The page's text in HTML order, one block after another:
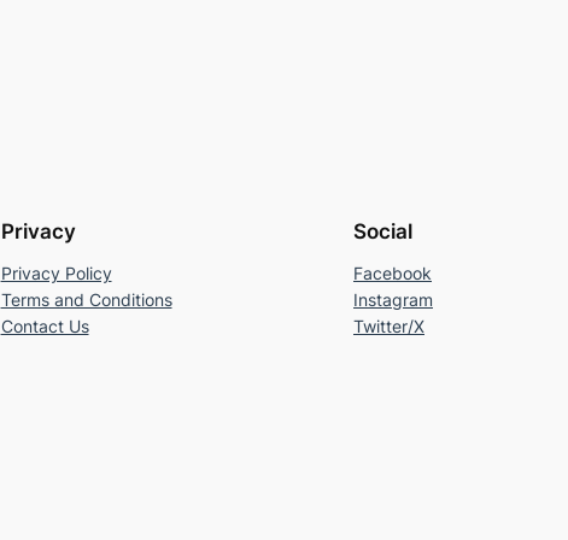
Privacy
Privacy Policy
Terms and Conditions
Contact Us
Social
Facebook
Instagram
Twitter/X